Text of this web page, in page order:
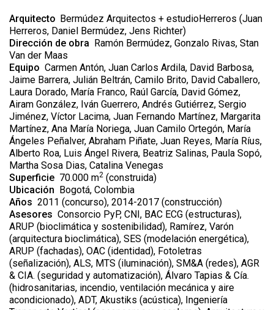
Arquitecto Bermúdez Arquitectos + estudioHerreros (Juan
Herreros, Daniel Bermúdez, Jens Richter)
Dirección de obra Ramón Bermúdez, Gonzalo Rivas, Stan
Van der Maas
Equipo Carmen Antón, Juan Carlos Ardila, David Barbosa,
Jaime Barrera, Julián Beltrán, Camilo Brito, David Caballero,
Laura Dorado, María Franco, Raúl García, David Gómez,
Airam González, Iván Guerrero, Andrés Gutiérrez, Sergio
Jiménez, Víctor Lacima, Juan Fernando Martínez, Margarita
Martínez, Ana María Noriega, Juan Camilo Ortegón, María
Ángeles Peñalver, Abraham Piñate, Juan Reyes, María Ríus,
Alberto Roa, Luis Ángel Rivera, Beatriz Salinas, Paula Sopó,
Martha Sosa Dias, Catalina Venegas
Superficie 70.000 m2 (construida)
Ubicación Bogotá, Colombia
Años 2011 (concurso), 2014-2017 (construcción)
Asesores Consorcio PyP, CNI, BAC ECG (estructuras),
ARUP (bioclimática y sostenibilidad), Ramírez, Varón
(arquitectura bioclimática), SES (modelación energética),
ARUP (fachadas), OAC (identidad), Fotoletras
(señalización), ALS, MTS (iluminación), SM&A (redes), AGR
& CIA. (seguridad y automatización), Álvaro Tapias & Cía.
(hidrosanitarias, incendio, ventilación mecánica y aire
acondicionado), ADT, Akustiks (acústica), Ingeniería